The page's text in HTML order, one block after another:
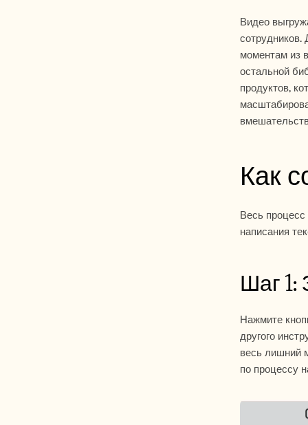
Видео
моментам из
остальной
продуктов,
Как
Весь процесс
написания
Шаг 1:
Нажмите
другого
весь лишний
по процессу